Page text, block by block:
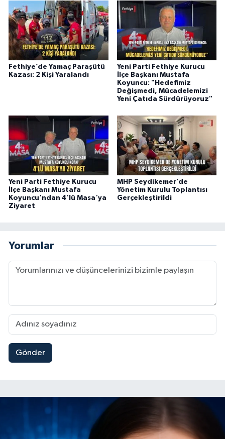
Fethiye’de Yamaç Paraşütü
Kazası: 2 Kişi Yaralandı
Yeni Parti Fethiye Kurucu
İlçe Başkanı Mustafa
Koyuncu: "Hedefimiz
Değişmedi, Mücadelemizi
Yeni Çatıda Sürdürüyoruz"
Yeni Parti Fethiye Kurucu
İlçe Başkanı Mustafa
Koyuncu'ndan 4'lü Masa'ya
Ziyaret
MHP Seydikemer’de
Yönetim Kurulu Toplantısı
Gerçekleştirildi
Yorumlar
Gönder